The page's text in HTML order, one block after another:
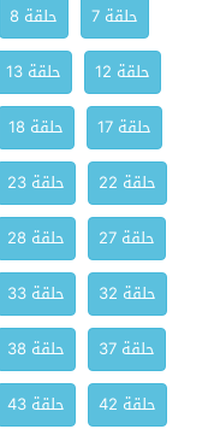
حلقة 7
حلقة 8
حلقة 12
حلقة 13
حلقة 17
حلقة 18
حلقة 22
حلقة 23
حلقة 27
حلقة 28
حلقة 32
حلقة 33
حلقة 37
حلقة 38
حلقة 42
حلقة 43